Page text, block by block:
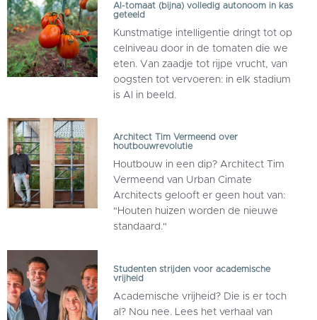
AI-tomaat (bijna) volledig autonoom in kas
geteeld
Kunstmatige intelligentie dringt tot op
celniveau door in de tomaten die we
eten. Van zaadje tot rijpe vrucht, van
oogsten tot vervoeren: in elk stadium
is AI in beeld.
Architect Tim Vermeend over
houtbouwrevolutie
Houtbouw in een dip? Architect Tim
Vermeend van Urban Cimate
Architects gelooft er geen hout van:
"Houten huizen worden de nieuwe
standaard."
Studenten strijden voor academische
vrijheid
Academische vrijheid? Die is er toch
al? Nou nee. Lees het verhaal van